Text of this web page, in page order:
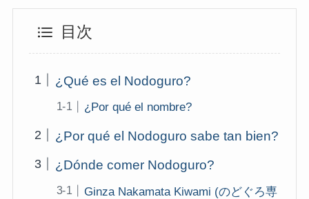
目次
¿Qué es el Nodoguro?
¿Por qué el nombre?
¿Por qué el Nodoguro sabe tan bien?
¿Dónde comer Nodoguro?
Ginza Nakamata Kiwami (のどぐろ専